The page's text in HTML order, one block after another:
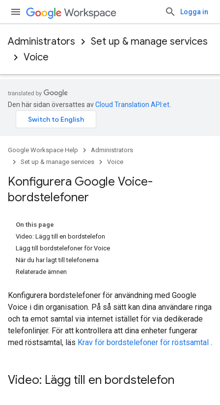
Logga in
Administrators
Set up & manage services
Voice
Den här sidan översattes avCloud Translation API:et
Google Workspace Help
Administrators
Set up & manage services
Voice
Konfigurera Google Voice-
bordstelefoner
On this page
Video: Lägg till en bordstelefon
Lägg till bordstelefoner för Voice
När du har lagt till telefonerna
Relaterade ämnen
Konfigurera bordstelefoner för användning med Google
Voice i din organisation. På så sätt kan dina användare ringa
och ta emot samtal via internet istället för via dedikerade
telefonlinjer. För att kontrollera att dina enheter fungerar
med röstsamtal, läs Krav för bordstelefoner för röstsamtal .
Video: Lägg till en bordstelefon